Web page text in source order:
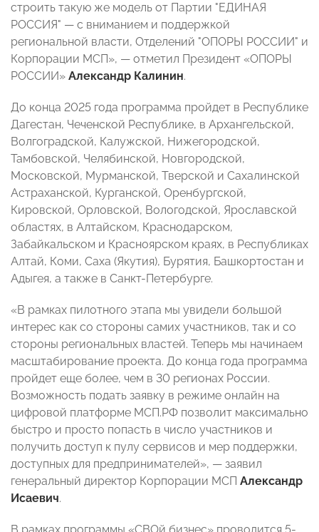
строить такую же модель от Партии "ЕДИНАЯ
РОССИЯ" — с вниманием и поддержкой
региональной власти, Отделений "ОПОРЫ РОССИИ" и
Корпорации МСП», — отметил Президент «ОПОРЫ
РОССИИ» Александр Калинин.
До конца 2025 года программа пройдет в Республике
Дагестан, Чеченской Республике, в Архангельской,
Волгоградской, Калужской, Нижегородской,
Тамбовской, Челябинской, Новгородской,
Московской, Мурманской, Тверской и Сахалинской
Астраханской, Курганской, Оренбургской,
Кировской, Орловской, Вологодской, Ярославской
областях, в Алтайском, Краснодарском,
Забайкальском и Красноярском краях, в Республиках
Алтай, Коми, Саха (Якутия), Бурятия, Башкортостан и
Адыгея, а также в Санкт-Петербурге.
«В рамках пилотного этапа мы увидели большой
интерес как со стороны самих участников, так и со
стороны региональных властей. Теперь мы начинаем
масштабирование проекта. До конца года программа
пройдет еще более, чем в 30 регионах России.
Возможность подать заявку в режиме онлайн на
цифровой платформе МСП.РФ позволит максимально
быстро и просто попасть в число участников и
получить доступ к пулу сервисов и мер поддержки,
доступных для предпринимателей», — заявил
генеральный директор Корпорации МСП Александр
Исаевич.